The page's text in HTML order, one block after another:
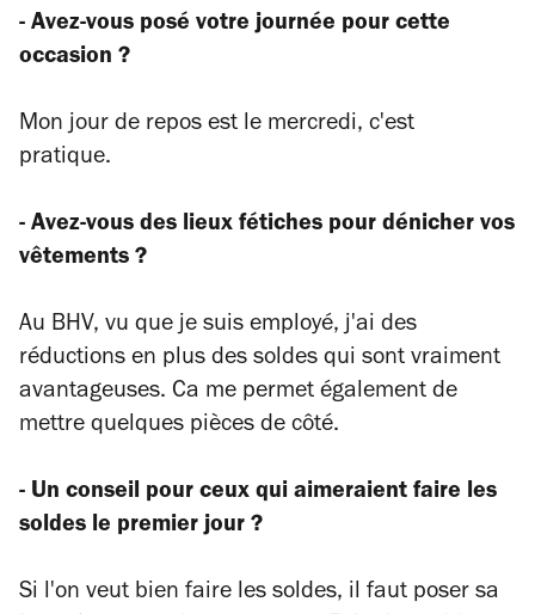
- Avez-vous posé votre journée pour cette
occasion ?
Mon jour de repos est le mercredi, c'est
pratique.
- Avez-vous des lieux fétiches pour dénicher vos
vêtements ?
Au BHV, vu que je suis employé, j'ai des
réductions en plus des soldes qui sont vraiment
avantageuses. Ca me permet également de
mettre quelques pièces de côté.
- Un conseil pour ceux qui aimeraient faire les
soldes le premier jour ?
Si l'on veut bien faire les soldes, il faut poser sa